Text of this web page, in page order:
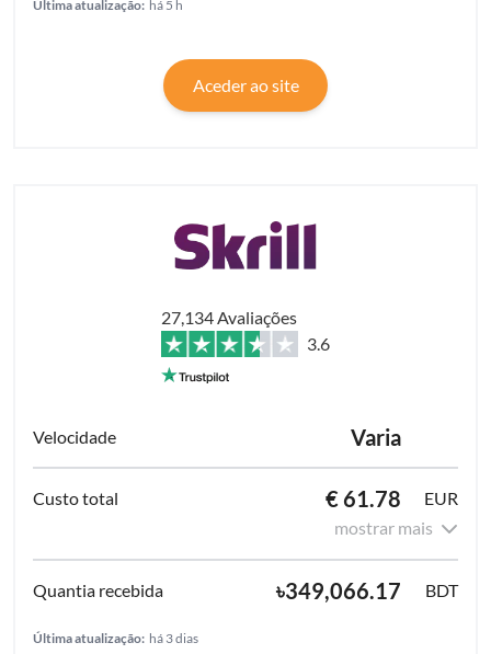
Última atualização: há 5 h
Aceder ao site
27,134 Avaliações
3.6
Varia
€ 61.78
EUR
mostrar mais
৳349,066.17 BDT
Última atualização: há 3 dias